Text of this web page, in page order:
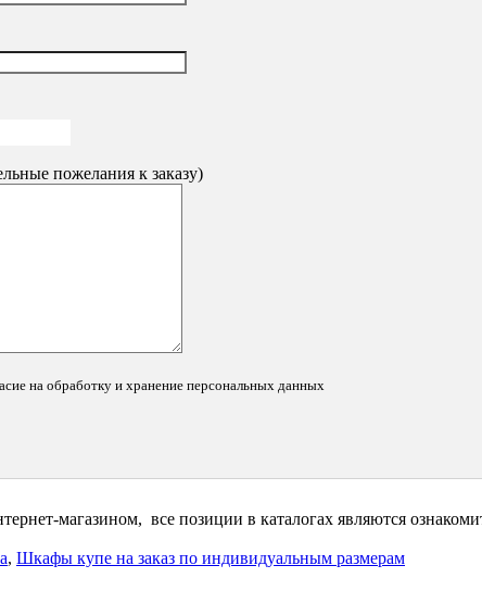
пожелания к заказу)
на обработку и хранение персональных данных
магазином, все позиции в каталогах являются
, Шкафы купе на заказ по индивидуальным размерам